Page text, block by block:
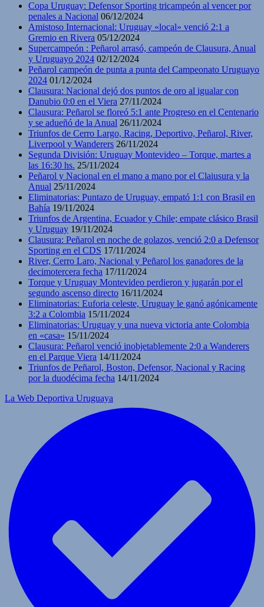
Copa Uruguay: Defensor Sporting tricampeón al vencer por
penales a Nacional 06/12/2024
Amistoso Internacional: Uruguay «local» venció 2:1 a
Gremio en Rivera 05/12/2024
Supercampeón : Peñarol arrasó, campeón de Clausura, Anual
y Uruguayo 2024 02/12/2024
Peñarol campeón de punta a punta del Campeonato Uruguayo
2024 01/12/2024
Clausura: Nacional dejó dos puntos de oro al igualar con
Danubio 0:0 en el Viera 27/11/2024
Clausura: Peñarol se floreó 5:1 ante Progreso en el Centenario
y se adueñó de la Anual 26/11/2024
Triunfos de Cerro Largo, Racing, Deportivo, Peñarol, River,
Liverpool y Wanderers 26/11/2024
Segunda División: Uruguay Montevideo – Torque, martes a
las 16:30 hs. 25/11/2024
Peñarol y Nacional en el mano a mano por el Claiusura y la
Anual 25/11/2024
Eliminatorias: Puntazo de Uruguay, empató 1:1 con Brasil en
Bahía 19/11/2024
Triunfos de Argentina, Ecuador y Chile; empate clásico Brasil
y Uruguay 19/11/2024
Clausura: Peñarol en noche de golazos, venció 2:0 a Defensor
Sporting en el CDS 17/11/2024
River, Cerro Laro, Nacional y Peñarol los ganadores de la
decimotercera fecha 17/11/2024
Torque y Uruguay Montevideo perdieron y jugarán por el
segundo ascenso directo 16/11/2024
Eliminatorias: Euforia celeste, Uruguay le ganó agónicamente
3:2 a Colombia 15/11/2024
Eliminatorias: Uruguay y una nueva victoria ante Colombia
en «casa» 15/11/2024
Clausura: Peñarol venció inobjetablemente 2:0 a Wanderers
en el Parque Viera 14/11/2024
Triunfos de Peñarol, Boston, Defensor, Nacional y Racing
por la duodécima fecha 14/11/2024
La Web Deportiva Uruguaya